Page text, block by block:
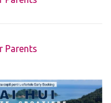
not exist.